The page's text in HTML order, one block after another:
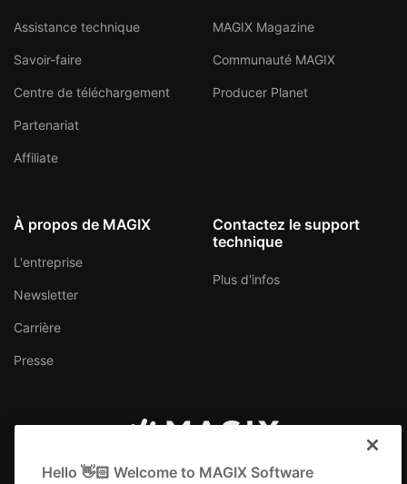
Assistance technique
Savoir-faire
Centre de téléchargement
Partenariat
Affiliate
MAGIX Magazine
Communauté MAGIX
Producer Planet
À propos de MAGIX
L'entreprise
Newsletter
Carrière
Presse
Contactez le support
technique
Plus d'infos
Belgique (Français)
Hello 👋🏻 Welcome to MAGIX Software